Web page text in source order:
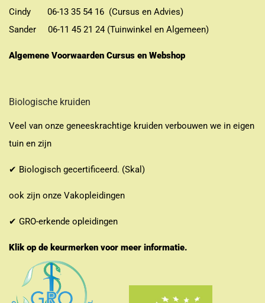
Cindy 06-13 35 54 16 (Cursus en Advies)
Sander 06-11 45 21 24 (Tuinwinkel en Algemeen)
Algemene Voorwaarden Cursus en Webshop
Biologische kruiden
Veel van onze geneeskrachtige kruiden verbouwen we in eigen
tuin en zijn
✔ Biologisch gecertificeerd. (Skal)
ook zijn onze Vakopleidingen
✔ GRO-erkende opleidingen
Klik op de keurmerken voor meer informatie.